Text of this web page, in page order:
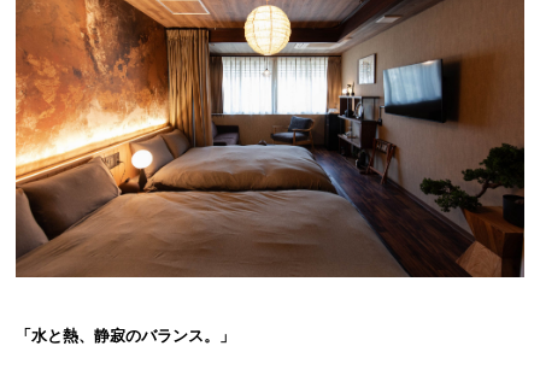
「水と熱、静寂のバランス。」